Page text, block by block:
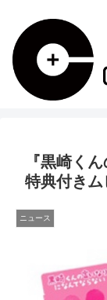
『黒崎く
特典付き
ニュース